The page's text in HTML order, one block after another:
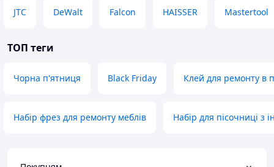
JTC DeWalt Falcon HAISSER Mastertool
ТОП теги
Чорна п'ятниця Black Friday Клей для ремонту в
Набір фрез для ремонту меблів Набір для пісочниці з